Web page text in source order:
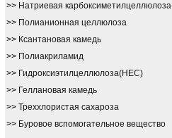
>> Натриевая карбоксиметилцеллюлоза
>> Полианионная целлюлоза
>> Ксантановая камедь
>> Полиакриламид
>> Гидроксиэтилцеллюлоза(HEC)
>> Геллановая камедь
>> Треххлористая сахароза
>> Буровое вспомогательное вещество